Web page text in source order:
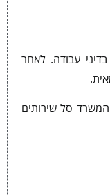
עבודה. לאחר
סל שירותים